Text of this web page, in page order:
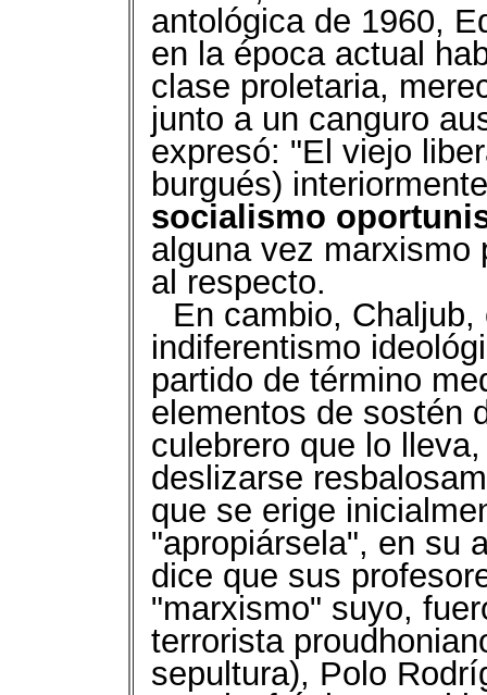
antológica de 1960,
en la época actual
clase proletaria,
junto a un canguro
expresó: "El viejo
burgués)
socialismo
alguna vez marxismo
al respecto.
En cambio,
indiferentismo
partido de término
elementos de sostén
culebrero que lo
deslizarse
que se erige
"apropiársela", en su
dice que sus
"marxismo" suyo,
terrorista
sepultura), Polo